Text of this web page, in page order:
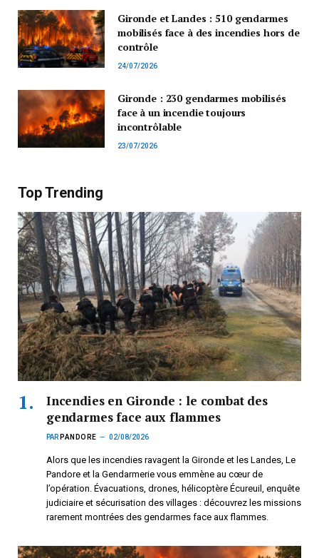
Gironde et Landes : 510 gendarmes
mobilisés face à des incendies hors de
contrôle
24/07/2026
Gironde : 230 gendarmes mobilisés
face à un incendie toujours
incontrôlable
23/07/2026
Top Trending
Incendies en Gironde : le combat des
gendarmes face aux flammes
PAR PANDORE 02/08/2026
Alors que les incendies ravagent la Gironde et les Landes, Le
Pandore et la Gendarmerie vous emmène au cœur de
l’opération. Évacuations, drones, hélicoptère Écureuil, enquête
judiciaire et sécurisation des villages : découvrez les missions
rarement montrées des gendarmes face aux flammes.